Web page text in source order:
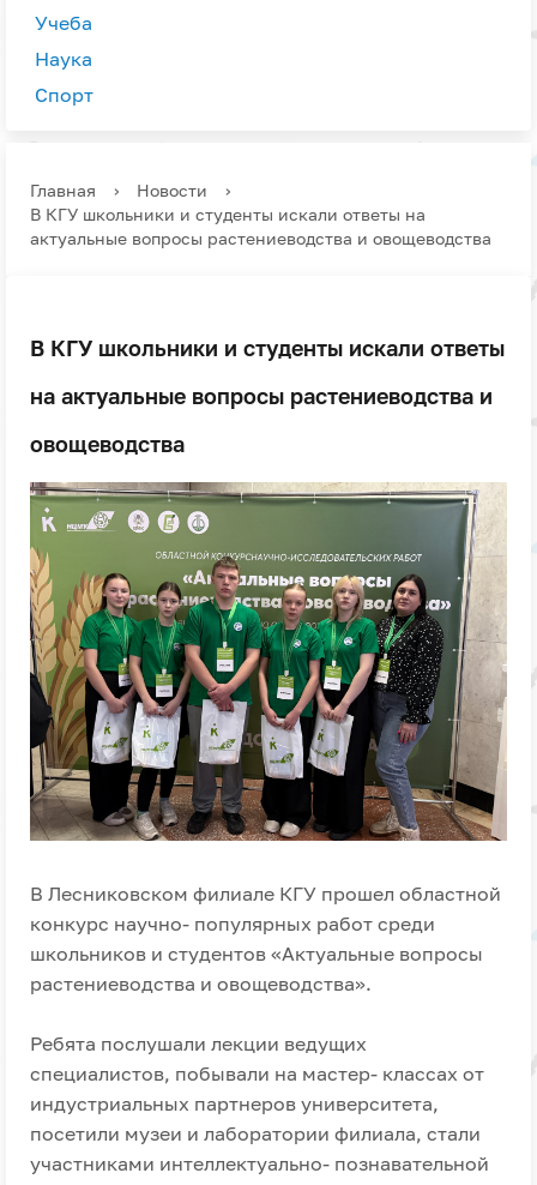
Учеба
Наука
Спорт
Главная › Новости
›
В КГУ школьники и студенты искали ответы на
актуальные вопросы растениеводства и овощеводства
В КГУ школьники и студенты искали ответы
на актуальные вопросы растениеводства и
овощеводства
В Лесниковском филиале КГУ прошел областной
конкурс научно- популярных работ среди
школьников и студентов «Актуальные вопросы
растениеводства и овощеводства».
Ребята послушали лекции ведущих
специалистов, побывали на мастер- классах от
индустриальных партнеров университета,
посетили музеи и лаборатории филиала, стали
участниками интеллектуально- познавательной